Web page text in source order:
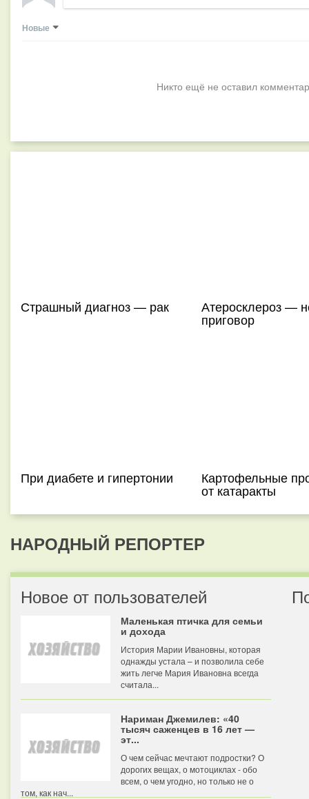
Новые
Никто ещё не оставил
Страшный диагноз — рак Атеросклероз —
приговор
При диабете и гипертонии Картофельные
от катаракты
НАРОДНЫЙ РЕПОРТЕР
Новое от пользователей
Маленькая птичка для семьи
и дохода
История Марии Ивановны, которая
однажды устала – и позволила себе
жить легче Мария Ивановна всегда
считала...
Нариман Джемилев: «40
тысяч саженцев в 16 лет —
эт...
О чем сейчас мечтают подростки? О
дорогих вещах, о мотоциклах - обо
всем, о чем угодно, но только не о
том, как нач...